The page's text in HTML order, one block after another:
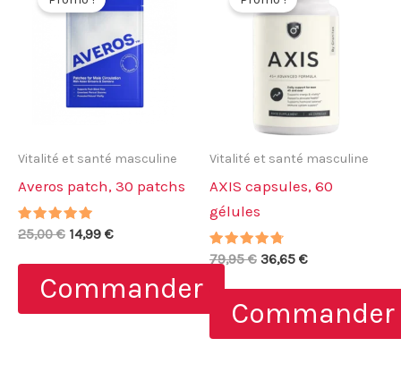
Vitalité et santé masculine
Averos patch, 30 patchs
Note
4.83
25,00€ Le
initial
était :
25,00 €.
14,99 €Le
actuel
est :
14,99 €.
Commander
Vitalité et santé masculine
AXIS capsules, 60
gélules
Note
4.50
79,95€ Le
initial
était :
79,95 €.
36,65 €Le
actuel
est :
36,65 €.
Commander